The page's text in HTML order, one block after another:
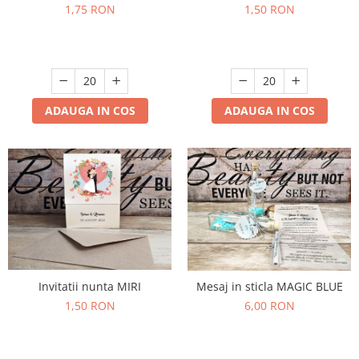
1,75 RON
ADAUGA IN COS
1,50 RON
ADAUGA IN COS
Invitatii nunta MIRI
1,50 RON
Mesaj in sticla MAGIC BLUE
6,00 RON